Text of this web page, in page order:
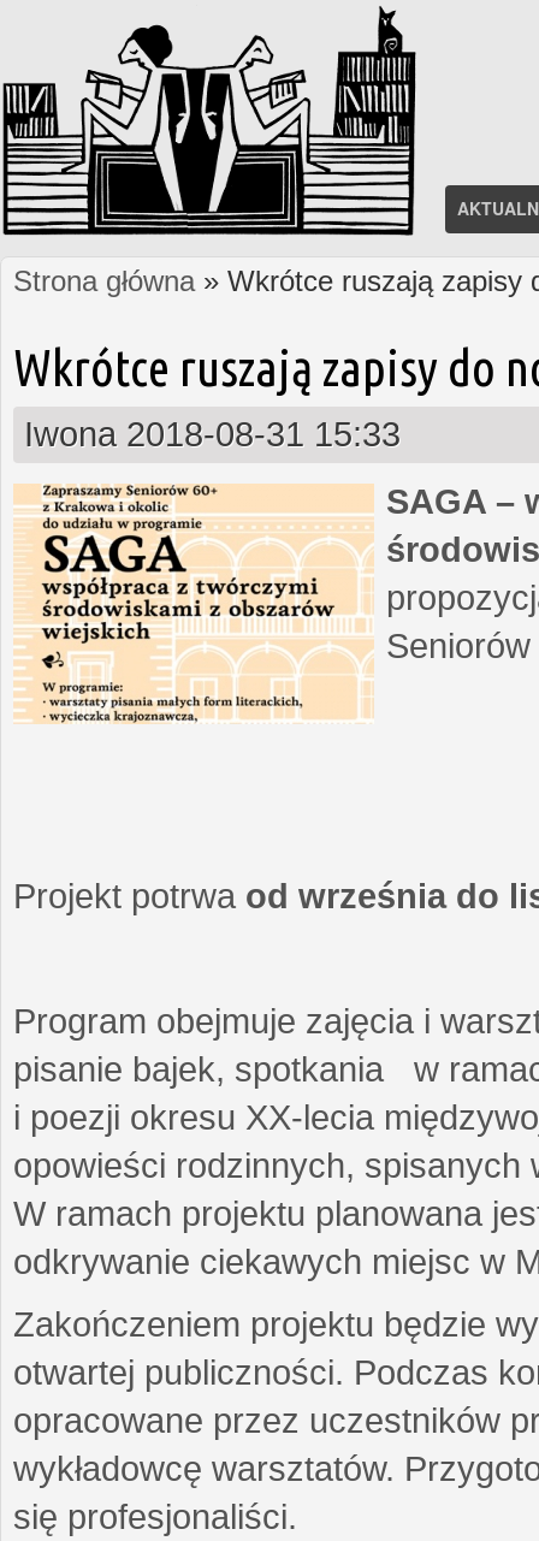
Jesteś tutaj
Strona główna» Wkrótce ruszają zapisy
Wkrótce ruszają zapisy do
Iwona 2018-08-31 15:33
SAGA –
Projekt potrwa od września do
Program obejmuje zajęcia i
pisanie bajek, spotkania w
i poezji okresu XX-lecia
opowieści rodzinnych,
W ramach projektu planowana
odkrywanie ciekawych miejsc w
Zakończeniem projektu będzie
otwartej publiczności. Podczas
opracowane przez uczestników
wykładowcę warsztatów.
się profesjonaliści.